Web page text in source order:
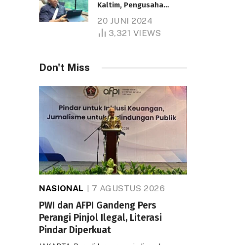
Kaltim, Pengusaha
1.000 Hektare
20 JUNI 2024
3,321 VIEWS
Don't Miss
NASIONAL 7 AGUSTUS 2026
PWI dan AFPI Gandeng Pers
Perangi Pinjol Ilegal, Literasi
Pindar Diperkuat